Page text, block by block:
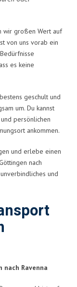
wir großen Wert auf
von uns vorab ein
es keine
geschult und
um. Du kannst
persönlichen
ankommen.
und erlebe einen
nach
und
Ravenna